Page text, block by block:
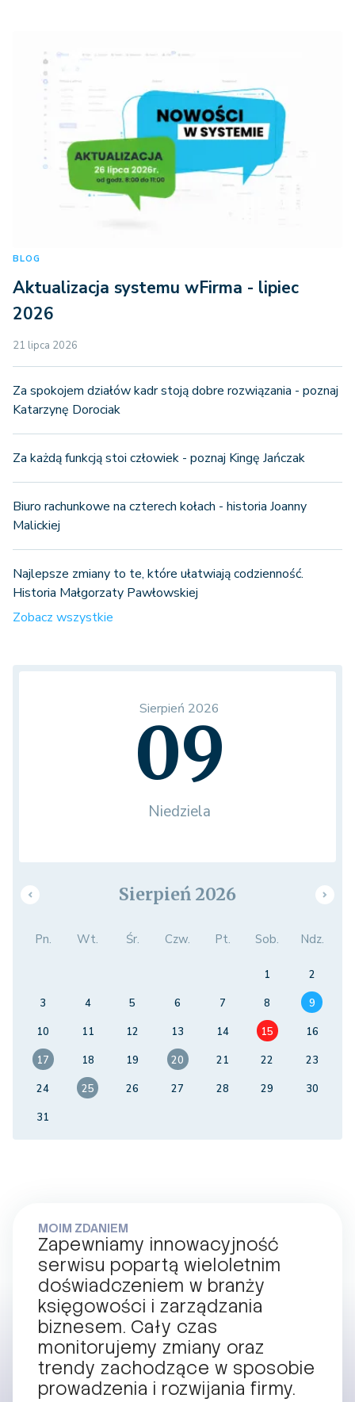
BLOG
Aktualizacja systemu wFirma - lipiec
2026
21 lipca 2026
Za spokojem działów kadr stoją dobre rozwiązania - poznaj
Katarzynę Dorociak
Za każdą funkcją stoi człowiek - poznaj Kingę Jańczak
Biuro rachunkowe na czterech kołach - historia Joanny
Malickiej
Najlepsze zmiany to te, które ułatwiają codzienność.
Historia Małgorzaty Pawłowskiej
Zobacz wszystkie
Sierpień 2026
09
Niedziela
Sierpień 2026
Pn. Wt. Śr. Czw. Pt. Sob. Ndz.
1
2
3
4 5 6 7 8
9
10
11 12 13 14 15
16
17
18 19 20 21 22
23
24
25 26 27 28 29
30
31
MOIM ZDANIEM
Zapewniamy innowacyjność
serwisu popartą wieloletnim
doświadczeniem w branży
księgowości i zarządzania
biznesem. Cały czas
monitorujemy zmiany oraz
trendy zachodzące w sposobie
prowadzenia i rozwijania firmy.